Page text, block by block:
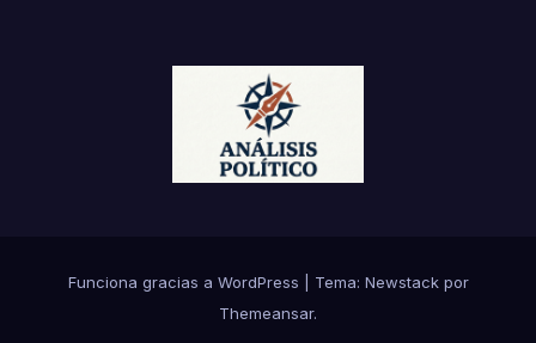
Funciona gracias a WordPress Tema: Newstackpor
Themeansar.